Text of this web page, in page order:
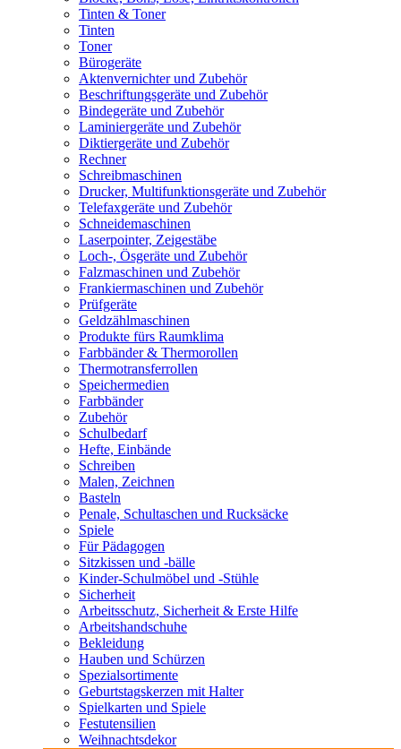
Tinten & Toner
Tinten
Toner
Bürogeräte
Aktenvernichter und Zubehör
Beschriftungsgeräte und Zubehör
Bindegeräte und Zubehör
Laminiergeräte und Zubehör
Diktiergeräte und Zubehör
Rechner
Schreibmaschinen
Drucker, Multifunktionsgeräte und Zubehör
Telefaxgeräte und Zubehör
Schneidemaschinen
Laserpointer, Zeigestäbe
Loch-, Ösgeräte und Zubehör
Falzmaschinen und Zubehör
Frankiermaschinen und Zubehör
Prüfgeräte
Geldzählmaschinen
Produkte fürs Raumklima
Farbbänder & Thermorollen
Thermotransferrollen
Speichermedien
Farbbänder
Zubehör
Schulbedarf
Hefte, Einbände
Schreiben
Malen, Zeichnen
Basteln
Penale, Schultaschen und Rucksäcke
Spiele
Für Pädagogen
Sitzkissen und -bälle
Kinder-Schulmöbel und -Stühle
Sicherheit
Arbeitsschutz, Sicherheit & Erste Hilfe
Arbeitshandschuhe
Bekleidung
Hauben und Schürzen
Spezialsortimente
Geburtstagskerzen mit Halter
Spielkarten und Spiele
Festutensilien
Weihnachtsdekor